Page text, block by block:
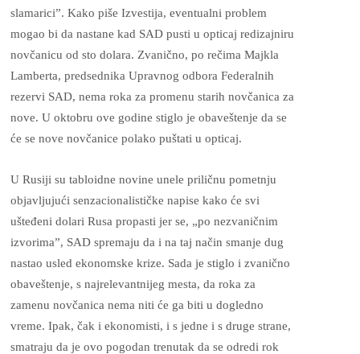
slamarici”. Kako piše Izvestija, eventualni problem
mogao bi da nastane kad SAD pusti u opticaj redizajniru
novčanicu od sto dolara. Zvanično, po rečima Majkla
Lamberta, predsednika Upravnog odbora Federalnih
rezervi SAD, nema roka za promenu starih novčanica za
nove. U oktobru ove godine stiglo je obaveštenje da se
će se nove novčanice polako puštati u opticaj.
U Rusiji su tabloidne novine unele priličnu pometnju
objavljujući senzacionalističke napise kako će svi
ušteđeni dolari Rusa propasti jer se, „po nezvaničnim
izvorima”, SAD spremaju da i na taj način smanje dug
nastao usled ekonomske krize. Sada je stiglo i zvanično
obaveštenje, s najrelevantnijeg mesta, da roka za
zamenu novčanica nema niti će ga biti u dogledno
vreme. Ipak, čak i ekonomisti, i s jedne i s druge strane,
smatraju da je ovo pogodan trenutak da se odredi rok